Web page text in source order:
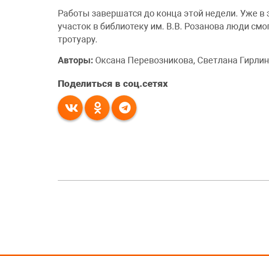
Работы завершатся до конца этой недели. Уже в
участок в библиотеку им. В.В. Розанова люди
тротуару.
Авторы: Оксана Перевозникова, Светлана
Поделиться в соц.сетях